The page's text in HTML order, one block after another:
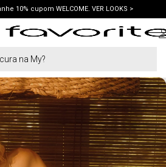
10% cupom WELCOME. VER LOOKS >
compras a partir de R$419. AMEI >
My?